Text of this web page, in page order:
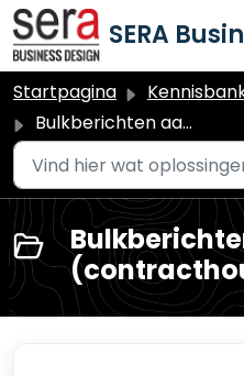
Doorgaan naar
Startpagina
Bulkberichten aan huurders (contracthouders)